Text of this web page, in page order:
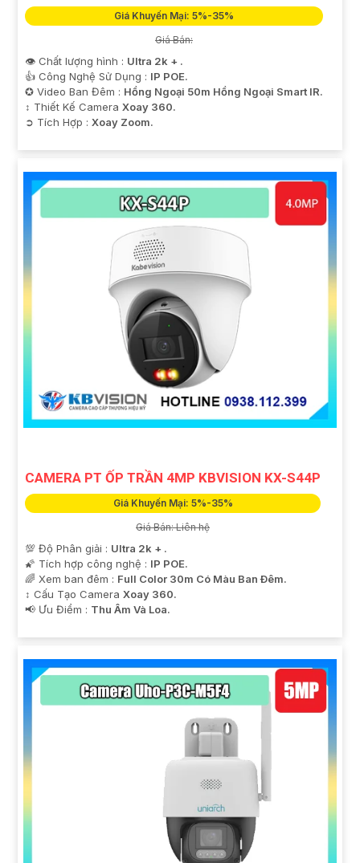
Giá Khuyến Mại: 5%-35%
Giá Bán:
👁 Chất lượng hình : Ultra 2k + .
👍 Công Nghệ Sử Dụng : IP POE.
✪ Video Ban Đêm : Hồng Ngoại 50m Hồng Ngoại Smart IR.
↕️ Thiết Kế Camera Xoay 360.
️➲ Tích Hợp : Xoay Zoom.
CAMERA PT ỐP TRẦN 4MP KBVISION KX-S44P
Giá Khuyến Mại: 5%-35%
Giá Bán: Liên hệ
💯 Độ Phân giải : Ultra 2k + .
🌠 Tích hợp công nghệ : IP POE.
🌈 Xem ban đêm : Full Color 30m Có Màu Ban Ðêm.
↕️ Cấu Tạo Camera Xoay 360.
️📢 Ưu Điểm : Thu Âm Và Loa.